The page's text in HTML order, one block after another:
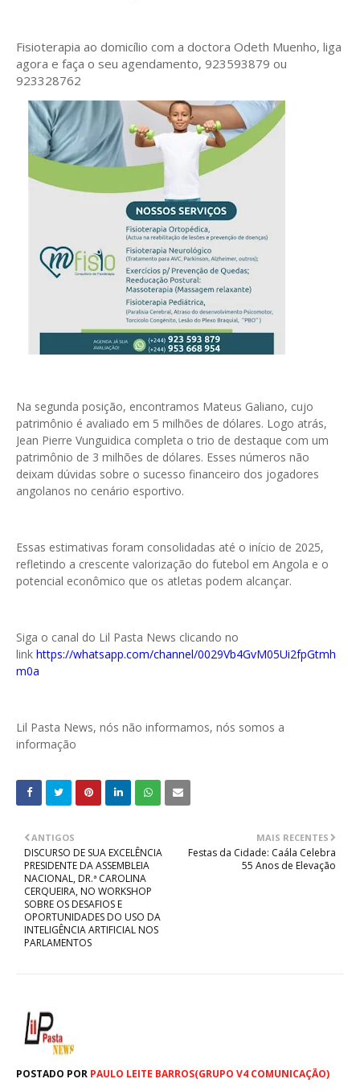
Fisioterapia ao domicílio com a doctora Odeth Muenho, liga
agora e faça o seu agendamento, 923593879 ou
923328762
Na segunda posição, encontramos Mateus Galiano, cujo
patrimônio é avaliado em 5 milhões de dólares. Logo atrás,
Jean Pierre Vunguidica completa o trio de destaque com um
patrimônio de 3 milhões de dólares. Esses números não
deixam dúvidas sobre o sucesso financeiro dos jogadores
angolanos no cenário esportivo.
Essas estimativas foram consolidadas até o início de 2025,
refletindo a crescente valorização do futebol em Angola e o
potencial econômico que os atletas podem alcançar.
Siga o canal do Lil Pasta News clicando no
link https://whatsapp.com/channel/0029Vb4GvM05Ui2fpGtmh
m0a
Lil Pasta News, nós não informamos, nós somos a
informação
MAIS RECENTES
Festas da Cidade: Caála Celebra
55 Anos de Elevação
ANTIGOS
DISCURSO DE SUA EXCELÊNCIA
PRESIDENTE DA ASSEMBLEIA
NACIONAL, DR.ª CAROLINA
CERQUEIRA, NO WORKSHOP
SOBRE OS DESAFIOS E
OPORTUNIDADES DO USO DA
INTELIGÊNCIA ARTIFICIAL NOS
PARLAMENTOS
POSTADO POR PAULO LEITE BARROS(GRUPO V4 COMUNICAÇÃO)